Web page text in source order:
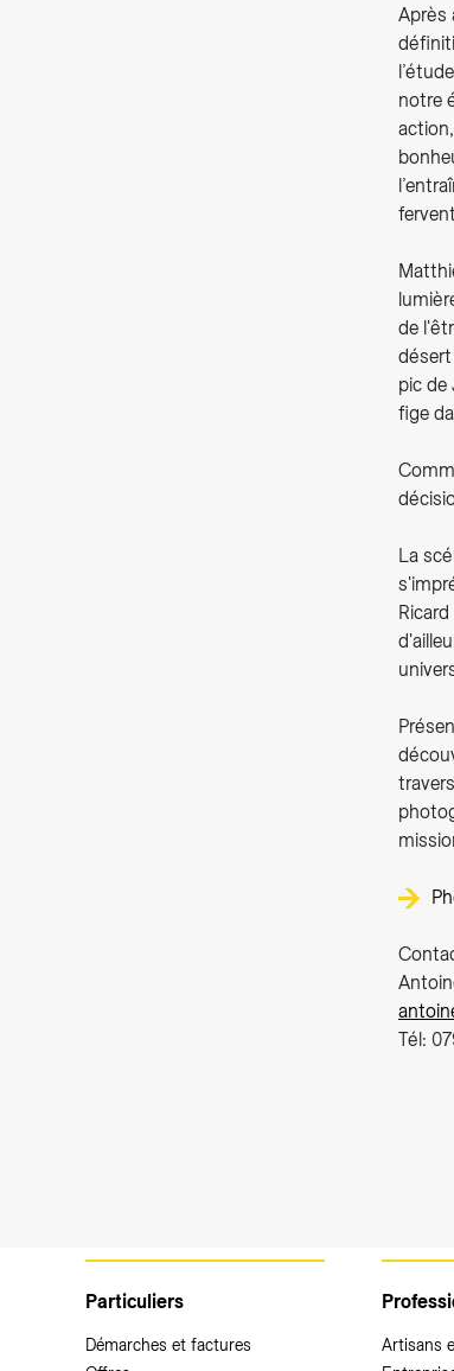
Après
notre
de
désert
pic de
fige
La
Tél:
Particuliers
Démarches et factures
Artisans